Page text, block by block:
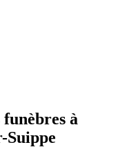
funèbres à
Suippe